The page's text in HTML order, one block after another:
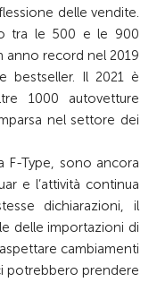
delle vendite.
tra le 500 e le 900
anno record nel 2019
bestseller. Il 2021 è
1000 autovetture
nel settore dei
F-Type, sono ancora
e l’attività continua
dichiarazioni, il
delle importazioni di
cambiamenti
potrebbero prendere